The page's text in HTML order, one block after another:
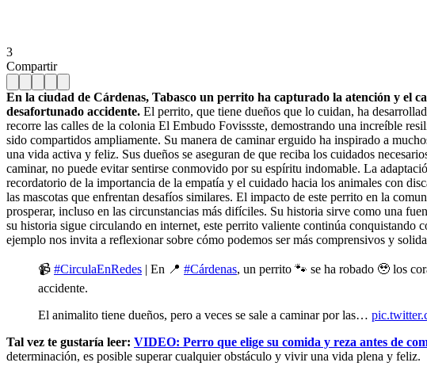
3
Compartir
En la ciudad de Cárdenas, Tabasco un perrito ha capturado la atención y el
desafortunado accidente. El perrito, que tiene dueños que lo cuidan, ha
recorre las calles de la colonia El Embudo Fovissste, demostrando una increíble
sido compartidos ampliamente. Su manera de caminar erguido ha inspirado a
una vida activa y feliz. Sus dueños se aseguran de que reciba los cuidados
caminar, no puede evitar sentirse conmovido por su espíritu indomable. La
recordatorio de la importancia de la empatía y el cuidado hacia los animales con
las mascotas que enfrentan desafíos similares. El impacto de este perrito en la
prosperar, incluso en las circunstancias más difíciles. Su historia sirve como una
su historia sigue circulando en internet, este perrito valiente continúa
ejemplo nos invita a reflexionar sobre cómo podemos ser más comprensivos y
📹 #CirculaEnRedes | En 📍 #Cárdenas, un perrito 🐾 se ha robado 🥹 los
accidente.
El animalito tiene dueños, pero a veces se sale a caminar por las…
Tal vez te gustaría leer: VIDEO: Perro que elige su comida y reza antes de
determinación, es posible superar cualquier obstáculo y vivir una vida plena y feliz.